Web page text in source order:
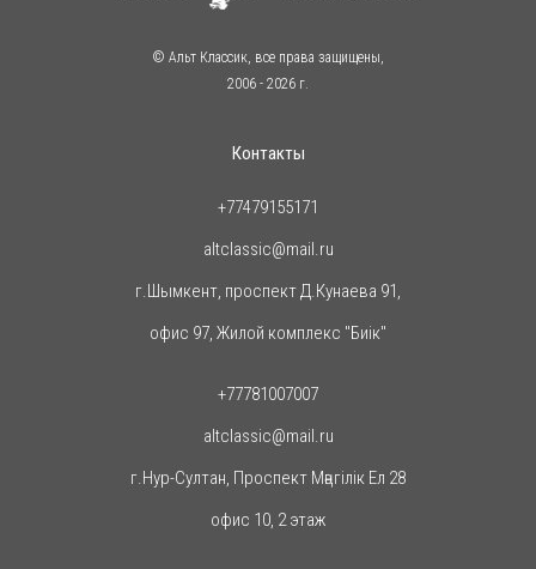
© Альт Классик, все права защищены,
2006 - 2026 г.
Контакты
+77479155171
altclassic@mail.ru
г.Шымкент, проспект Д.Кунаева 91,
офис 97, Жилой комплекс "Биiк"
+77781007007
altclassic@mail.ru
г.Нур-Султан, Проспект Мәңгілік Ел 28
офис 10, 2 этаж